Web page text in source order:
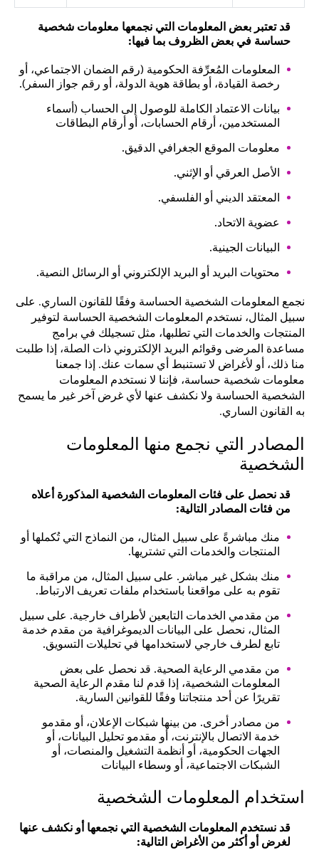
قد تعتبر بعض المعلومات التي نجمعها معلومات شخصية
حساسة في بعض الظروف بما فيها:
المعلومات المُعرِّفة الحكومية (رقم الضمان الاجتماعي، أو
رخصة القيادة، أو بطاقة هوية الدولة، أو رقم جواز السفر).
بيانات الاعتماد الكاملة للوصول إلى الحساب (أسماء
المستخدمين، أرقام الحسابات، أو أرقام البطاقات
معلومات الموقع الجغرافي الدقيق.
الأصل العرقي أو الإثني.
المعتقد الديني أو الفلسفي.
عضوية الاتحاد.
البيانات الجينية.
محتويات البريد أو البريد الإلكتروني أو الرسائل النصية.
نجمع المعلومات الشخصية الحساسة وفقًا للقانون الساري. على
سبيل المثال، نستخدم المعلومات الشخصية الحساسة لتوفير
المنتجات والخدمات التي تطلبها، مثل تسجيلك في برامج
مساعدة المرضى وقوائم البريد الإلكتروني ذات الصلة، إذا طلبت
منا ذلك، أو لأغراض لا تستنبط أي سمات عنك. إذا جمعنا
معلومات شخصية حساسة، فإننا لا نستخدم المعلومات
الشخصية الحساسة ولا نكشف عنها لأي غرض آخر غير ما يسمح
به القانون الساري.
المصادر التي نجمع منها المعلومات
الشخصية
قد نحصل على فئات المعلومات الشخصية المذكورة أعلاه
من فئات المصادر التالية:
منك مباشرةً على سبيل المثال، من النماذج التي تُكملها أو
المنتجات والخدمات التي تشتريها.
منك بشكل غير مباشر. على سبيل المثال، من مراقبة ما
تقوم به على مواقعنا باستخدام ملفات تعريف الارتباط.
من مقدمي الخدمات التابعين لأطراف خارجية. على سبيل
المثال، نحصل على البيانات الديموغرافية من مقدم خدمة
تابع لطرف خارجي لاستخدامها في تحليلات التسويق.
من مقدمي الرعاية الصحية. قد نحصل على بعض
المعلومات الشخصية، إذا قدم لنا مقدم الرعاية الصحية
تقريرًا عن أحد منتجاتنا وفقًا للقوانين السارية.
من مصادر أخرى. من بينها شبكات الإعلان، أو مقدمو
خدمة الاتصال بالإنترنت، أو مقدمو تحليل البيانات، أو
الجهات الحكومية، أو أنظمة التشغيل والمنصات، أو
الشبكات الاجتماعية، أو وسطاء البيانات
استخدام المعلومات الشخصية
قد نستخدم المعلومات الشخصية التي نجمعها أو نكشف عنها
لغرض أو أكثر من الأغراض التالية: